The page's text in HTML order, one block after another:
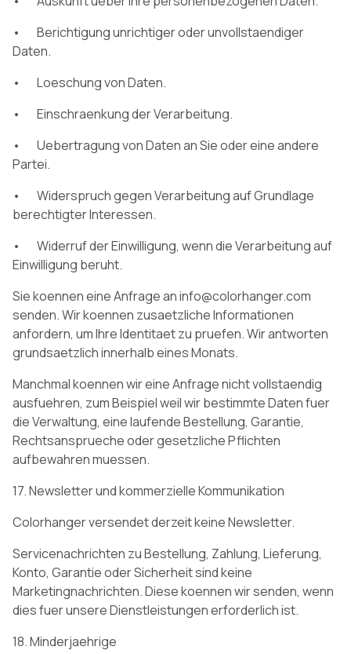
• Berichtigung unrichtiger oder unvollstaendiger
Daten.
• Loeschung von Daten.
• Einschraenkung der Verarbeitung.
• Uebertragung von Daten an Sie oder eine andere
Partei.
• Widerspruch gegen Verarbeitung auf Grundlage
berechtigter Interessen.
• Widerruf der Einwilligung, wenn die Verarbeitung auf
Einwilligung beruht.
Sie koennen eine Anfrage an info@colorhanger.com
senden. Wir koennen zusaetzliche Informationen
anfordern, um Ihre Identitaet zu pruefen. Wir antworten
grundsaetzlich innerhalb eines Monats.
Manchmal koennen wir eine Anfrage nicht vollstaendig
ausfuehren, zum Beispiel weil wir bestimmte Daten fuer
die Verwaltung, eine laufende Bestellung, Garantie,
Rechtsansprueche oder gesetzliche Pflichten
aufbewahren muessen.
17. Newsletter und kommerzielle Kommunikation
Colorhanger versendet derzeit keine Newsletter.
Servicenachrichten zu Bestellung, Zahlung, Lieferung,
Konto, Garantie oder Sicherheit sind keine
Marketingnachrichten. Diese koennen wir senden, wenn
dies fuer unsere Dienstleistungen erforderlich ist.
18. Minderjaehrige